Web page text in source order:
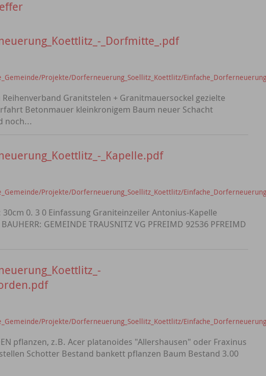
_Dorfmitte_.pdf
Projekte/Dorferneuerung_Soellitz_Koettlitz/
Granitstelen + Granitmauersockel gezielte
Betonmauer kleinkronigem Baum neuer Schacht
noch...
_Kapelle.pdf
Projekte/Dorferneuerung_Soellitz_Koettlitz/
0. 3 0 Einfassung Graniteinzeiler Antonius-Kapelle
GEMEINDE TRAUSNITZ VG PFREIMD 92536 PFREIMD
Projekte/Dorferneuerung_Soellitz_Koettlitz/
pflanzen, z.B. Acer platanoides "Allershausen" oder Fraxinus
Schotter Bestand bankett pflanzen Baum Bestand 3.00